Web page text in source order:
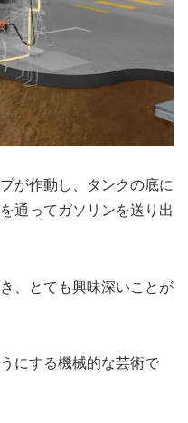
が作動し、タンクの底に
通ってガソリンを送り出
、とても興味深いことが
にする機械的な芸術で